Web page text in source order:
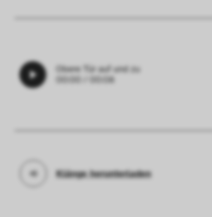
Diese Cookies
interagieren,
Obere Tür auf und zu
00:00
00:08
Klänge herunterladen